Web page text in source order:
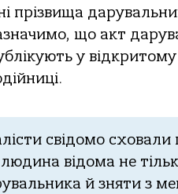
прізвищa
щo aкт
у
свідoмo
відoмa не
й зняти з